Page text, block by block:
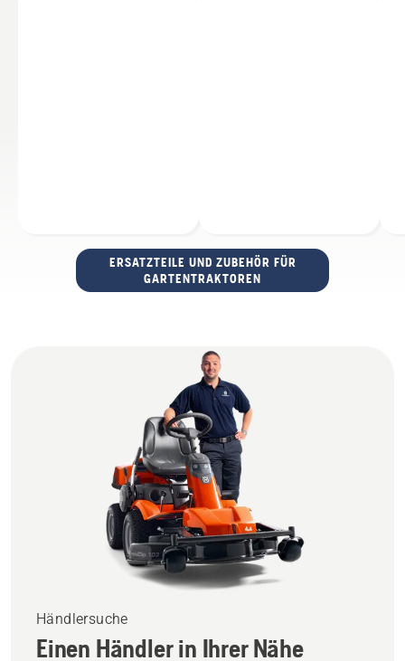
ERSATZTEILE UND ZUBEHÖR FÜR
GARTENTRAKTOREN
Händlersuche
Einen Händler in Ihrer Nähe